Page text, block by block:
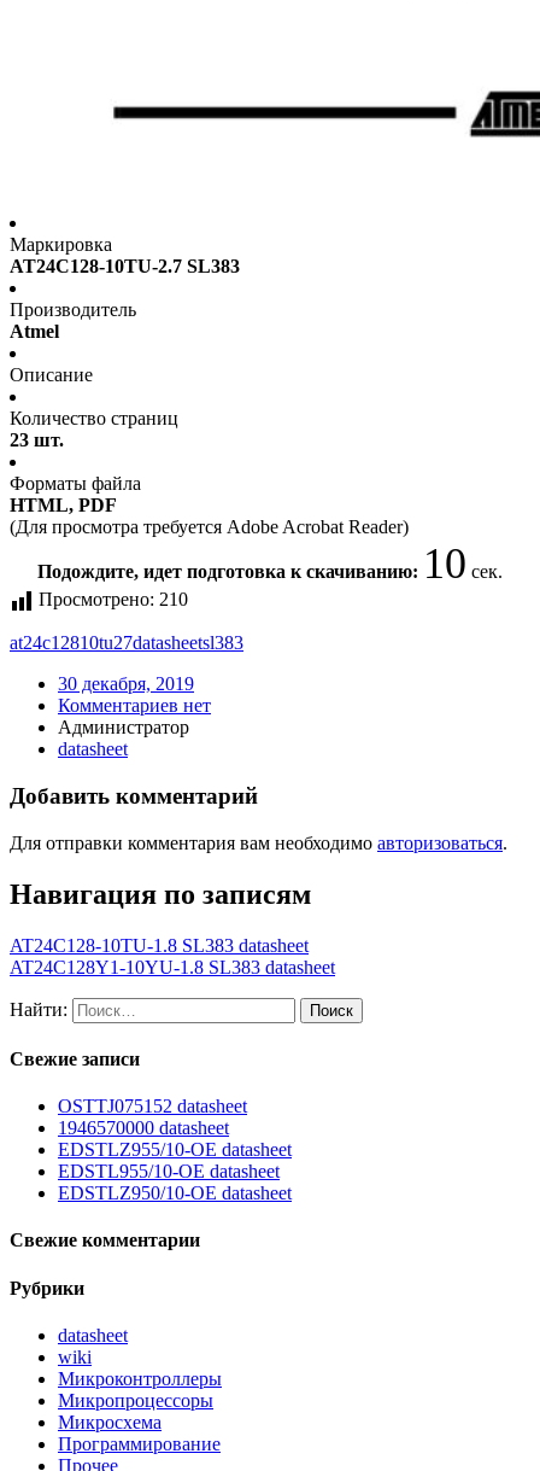
Маркировка
AT24C128-10TU-2.7 SL383
Производитель
Atmel
Описание
Количество страниц
23 шт.
Форматы файла
HTML, PDF
(Для просмотра требуется Adobe Acrobat Reader)
Подождите, идет подготовка к скачиванию: 10 сек.
Просмотрено: 210
at24c12810tu27datasheetsl383
30 декабря, 2019
Комментариев нет
Администратор
datasheet
Добавить комментарий
Для отправки комментария вам необходимо авторизоваться.
Навигация по записям
AT24C128-10TU-1.8 SL383 datasheet
AT24C128Y1-10YU-1.8 SL383 datasheet
Найти:
Свежие записи
OSTTJ075152 datasheet
1946570000 datasheet
EDSTLZ955/10-OE datasheet
EDSTL955/10-OE datasheet
EDSTLZ950/10-OE datasheet
Свежие комментарии
Рубрики
datasheet
wiki
Микроконтроллеры
Микропроцессоры
Микросхема
Программирование
Прочее